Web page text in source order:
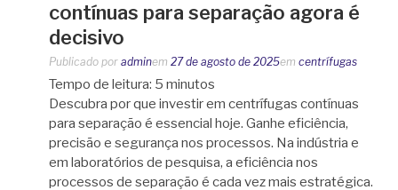
contínuas para separação agora é
decisivo
Publicado por adminem 27 de agosto de 2025em centrífugas
Tempo de leitura: 5 minutos
Descubra por que investir em centrífugas contínuas
para separação é essencial hoje. Ganhe eficiência,
precisão e segurança nos processos. Na indústria e
em laboratórios de pesquisa, a eficiência nos
processos de separação é cada vez mais estratégica.